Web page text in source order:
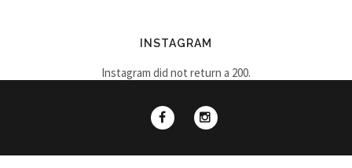
INSTAGRAM
Instagram did not return a 200.